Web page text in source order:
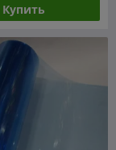
Купить